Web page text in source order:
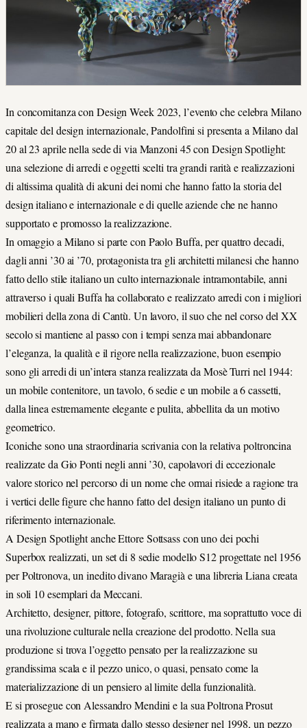
In concomitanza con Design Week 2023, l’evento che celebra Milano
capitale del design internazionale, Pandolfini si presenta a Milano dal
20 al 23 aprile nella sede di via Manzoni 45 con Design Spotlight:
una selezione di arredi e oggetti scelti tra grandi rarità e realizzazioni
di altissima qualità di alcuni dei nomi che hanno fatto la storia del
design italiano e internazionale e di quelle aziende che ne hanno
supportato e promosso la realizzazione.
In omaggio a Milano si parte con Paolo Buffa, per quattro decadi,
dagli anni ’30 ai ’70, protagonista tra gli architetti milanesi che hanno
fatto dello stile italiano un culto internazionale intramontabile, anni
attraverso i quali Buffa ha collaborato e realizzato arredi con i migliori
mobilieri della zona di Cantù. Un lavoro, il suo che nel corso del XX
secolo si mantiene al passo con i tempi senza mai abbandonare
l’eleganza, la qualità e il rigore nella realizzazione, buon esempio
sono gli arredi di un’intera stanza realizzata da Mosè Turri nel 1944:
un mobile contenitore, un tavolo, 6 sedie e un mobile a 6 cassetti,
dalla linea estremamente elegante e pulita, abbellita da un motivo
geometrico.
Iconiche sono una straordinaria scrivania con la relativa poltroncina
realizzate da Gio Ponti negli anni ’30, capolavori di eccezionale
valore storico nel percorso di un nome che ormai risiede a ragione tra
i vertici delle figure che hanno fatto del design italiano un punto di
riferimento internazionale.
A Design Spotlight anche Ettore Sottsass con uno dei pochi
Superbox realizzati, un set di 8 sedie modello S12 progettate nel 1956
per Poltronova, un inedito divano Maragià e una libreria Liana creata
in soli 10 esemplari da Meccani.
Architetto, designer, pittore, fotografo, scrittore, ma soprattutto voce di
una rivoluzione culturale nella creazione del prodotto. Nella sua
produzione si trova l’oggetto pensato per la realizzazione su
grandissima scala e il pezzo unico, o quasi, pensato come la
materializzazione di un pensiero al limite della funzionalità.
E si prosegue con Alessandro Mendini e la sua Poltrona Prosut
realizzata a mano e firmata dallo stesso designer nel 1998, un pezzo